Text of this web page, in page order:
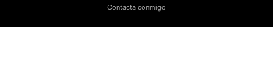
Contacta conmigo